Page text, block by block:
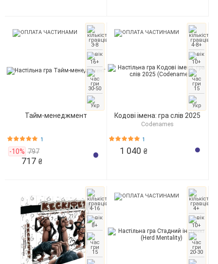
Тайм-менеджмент
3-8
16+
30-50
1
-10% 797
717 ₴
Кодові імена: гра слів 2025
Codenames
4-8+
10+
15
1
1 040 ₴
4-16
8+
15
4+
10+
20-30